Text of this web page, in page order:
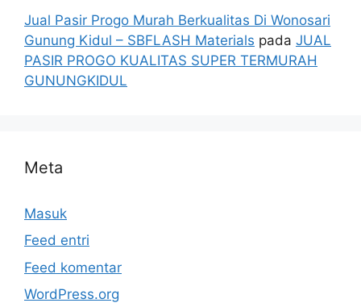
Jual Pasir Progo Murah Berkualitas Di Wonosari
Gunung Kidul – SBFLASH Materials pada JUAL
PASIR PROGO KUALITAS SUPER TERMURAH
GUNUNGKIDUL
Meta
Masuk
Feed entri
Feed komentar
WordPress.org